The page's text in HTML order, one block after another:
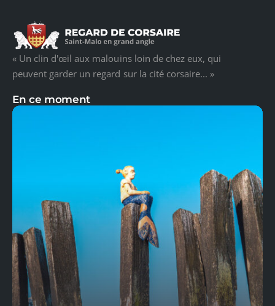
« Un clin d'œil aux malouins loin de chez eux, qui
peuvent garder un regard sur la cité corsaire... »
En ce moment